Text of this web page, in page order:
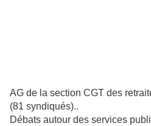
AG de la section CGT des
(81 syndiqués)..
Débats autour des services